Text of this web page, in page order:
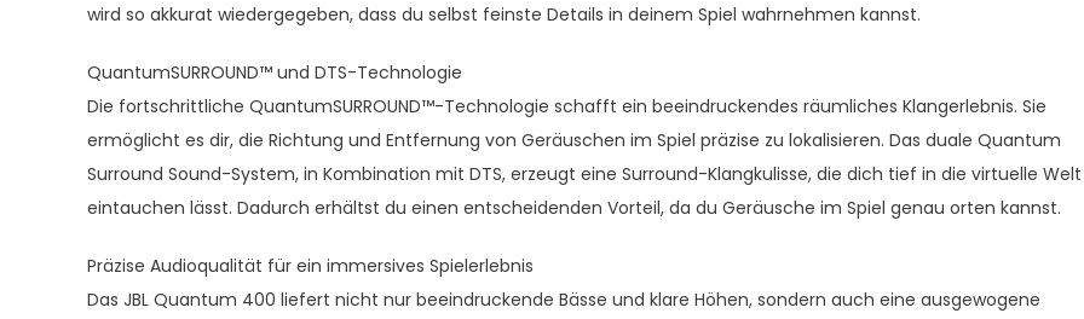
wird so akkurat wiedergegeben, dass du selbst feinste Details in deinem Spiel wahrnehmen kannst.
QuantumSURROUND™ und DTS-Technologie
Die fortschrittliche QuantumSURROUND™-Technologie schafft ein beeindruckendes räumliches Klangerlebnis. Sie
ermöglicht es dir, die Richtung und Entfernung von Geräuschen im Spiel präzise zu lokalisieren. Das duale Quantum
Surround Sound-System, in Kombination mit DTS, erzeugt eine Surround-Klangkulisse, die dich tief in die virtuelle Welt
eintauchen lässt. Dadurch erhältst du einen entscheidenden Vorteil, da du Geräusche im Spiel genau orten kannst.
Präzise Audioqualität für ein immersives Spielerlebnis
Das JBL Quantum 400 liefert nicht nur beeindruckende Bässe und klare Höhen, sondern auch eine ausgewogene